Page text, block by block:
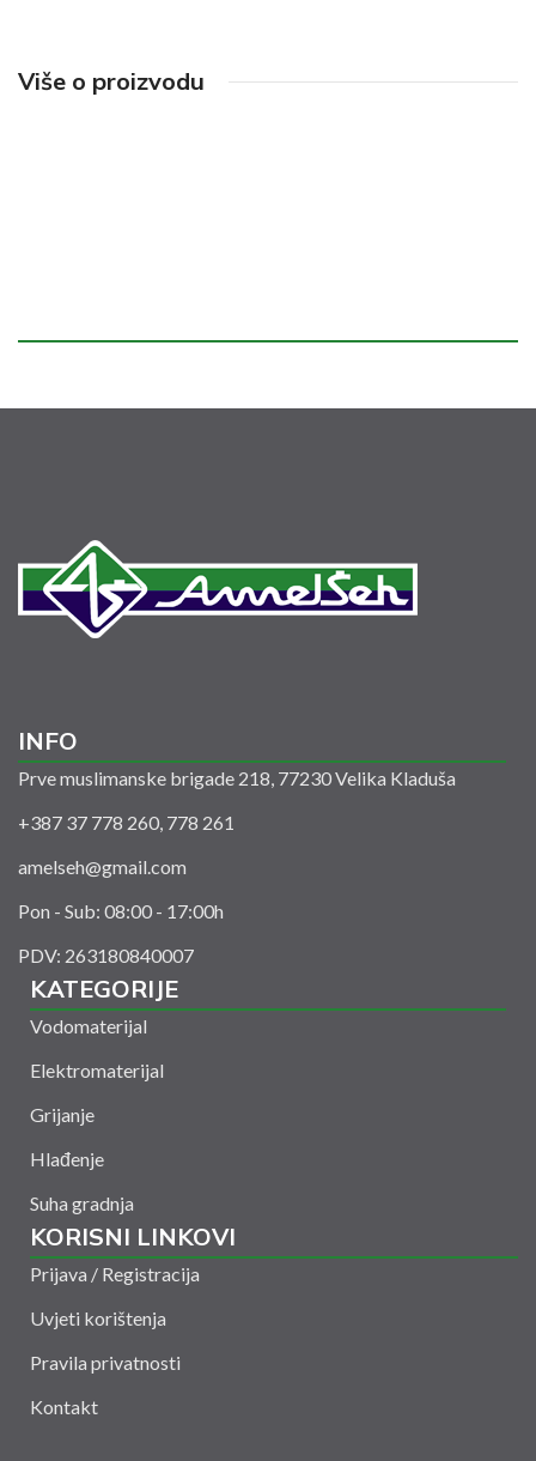
Više o proizvodu
INFO
Prve muslimanske brigade 218, 77230 Velika Kladuša
+387 37 778 260, 778 261
amelseh@gmail.com
Pon - Sub: 08:00 - 17:00h
PDV: 263180840007
KATEGORIJE
Vodomaterijal
Elektromaterijal
Grijanje
Hlađenje
Suha gradnja
KORISNI LINKOVI
Prijava / Registracija
Uvjeti korištenja
Pravila privatnosti
Kontakt